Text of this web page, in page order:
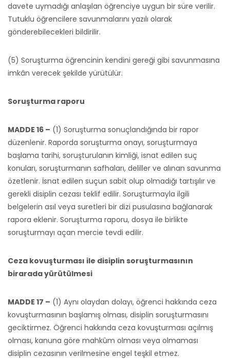
davete uymadığı anlaşılan öğrenciye uygun bir süre verilir.
Tutuklu öğrencilere savunmalarını yazılı olarak
gönderebilecekleri bildirilir.
(5) Soruşturma öğrencinin kendini gereği gibi savunmasına
imkân verecek şekilde yürütülür.
Soruşturma raporu
MADDE 16 – (1) Soruşturma sonuçlandığında bir rapor
düzenlenir. Raporda soruşturma onayı, soruşturmaya
başlama tarihi, soruşturulanın kimliği, isnat edilen suç
konuları, soruşturmanın safhaları, deliller ve alınan savunma
özetlenir. İsnat edilen suçun sabit olup olmadığı tartışılır ve
gerekli disiplin cezası teklif edilir. Soruşturmayla ilgili
belgelerin asıl veya suretleri bir dizi pusulasına bağlanarak
rapora eklenir. Soruşturma raporu, dosya ile birlikte
soruşturmayı açan mercie tevdi edilir.
Ceza kovuşturması ile disiplin soruşturmasının
birarada yürütülmesi
MADDE 17 – (1) Aynı olaydan dolayı, öğrenci hakkında ceza
kovuşturmasının başlamış olması, disiplin soruşturmasını
geciktirmez. Öğrenci hakkında ceza kovuşturması açılmış
olması, kanuna göre mahkûm olması veya olmaması
disiplin cezasının verilmesine engel teşkil etmez.